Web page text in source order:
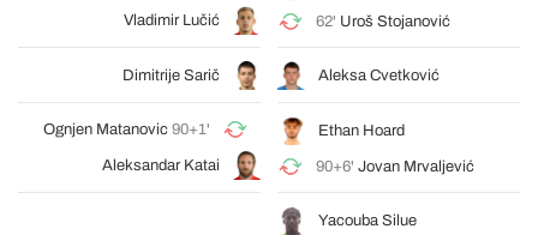
Vladimir Lučić 62' Uroš Stojanović
Dimitrije Sarič Aleksa Cvetković
Ognjen Matanovic 90+1'
Aleksandar Katai
Ethan Hoard
90+6' Jovan Mrvaljević
Yacouba Silue